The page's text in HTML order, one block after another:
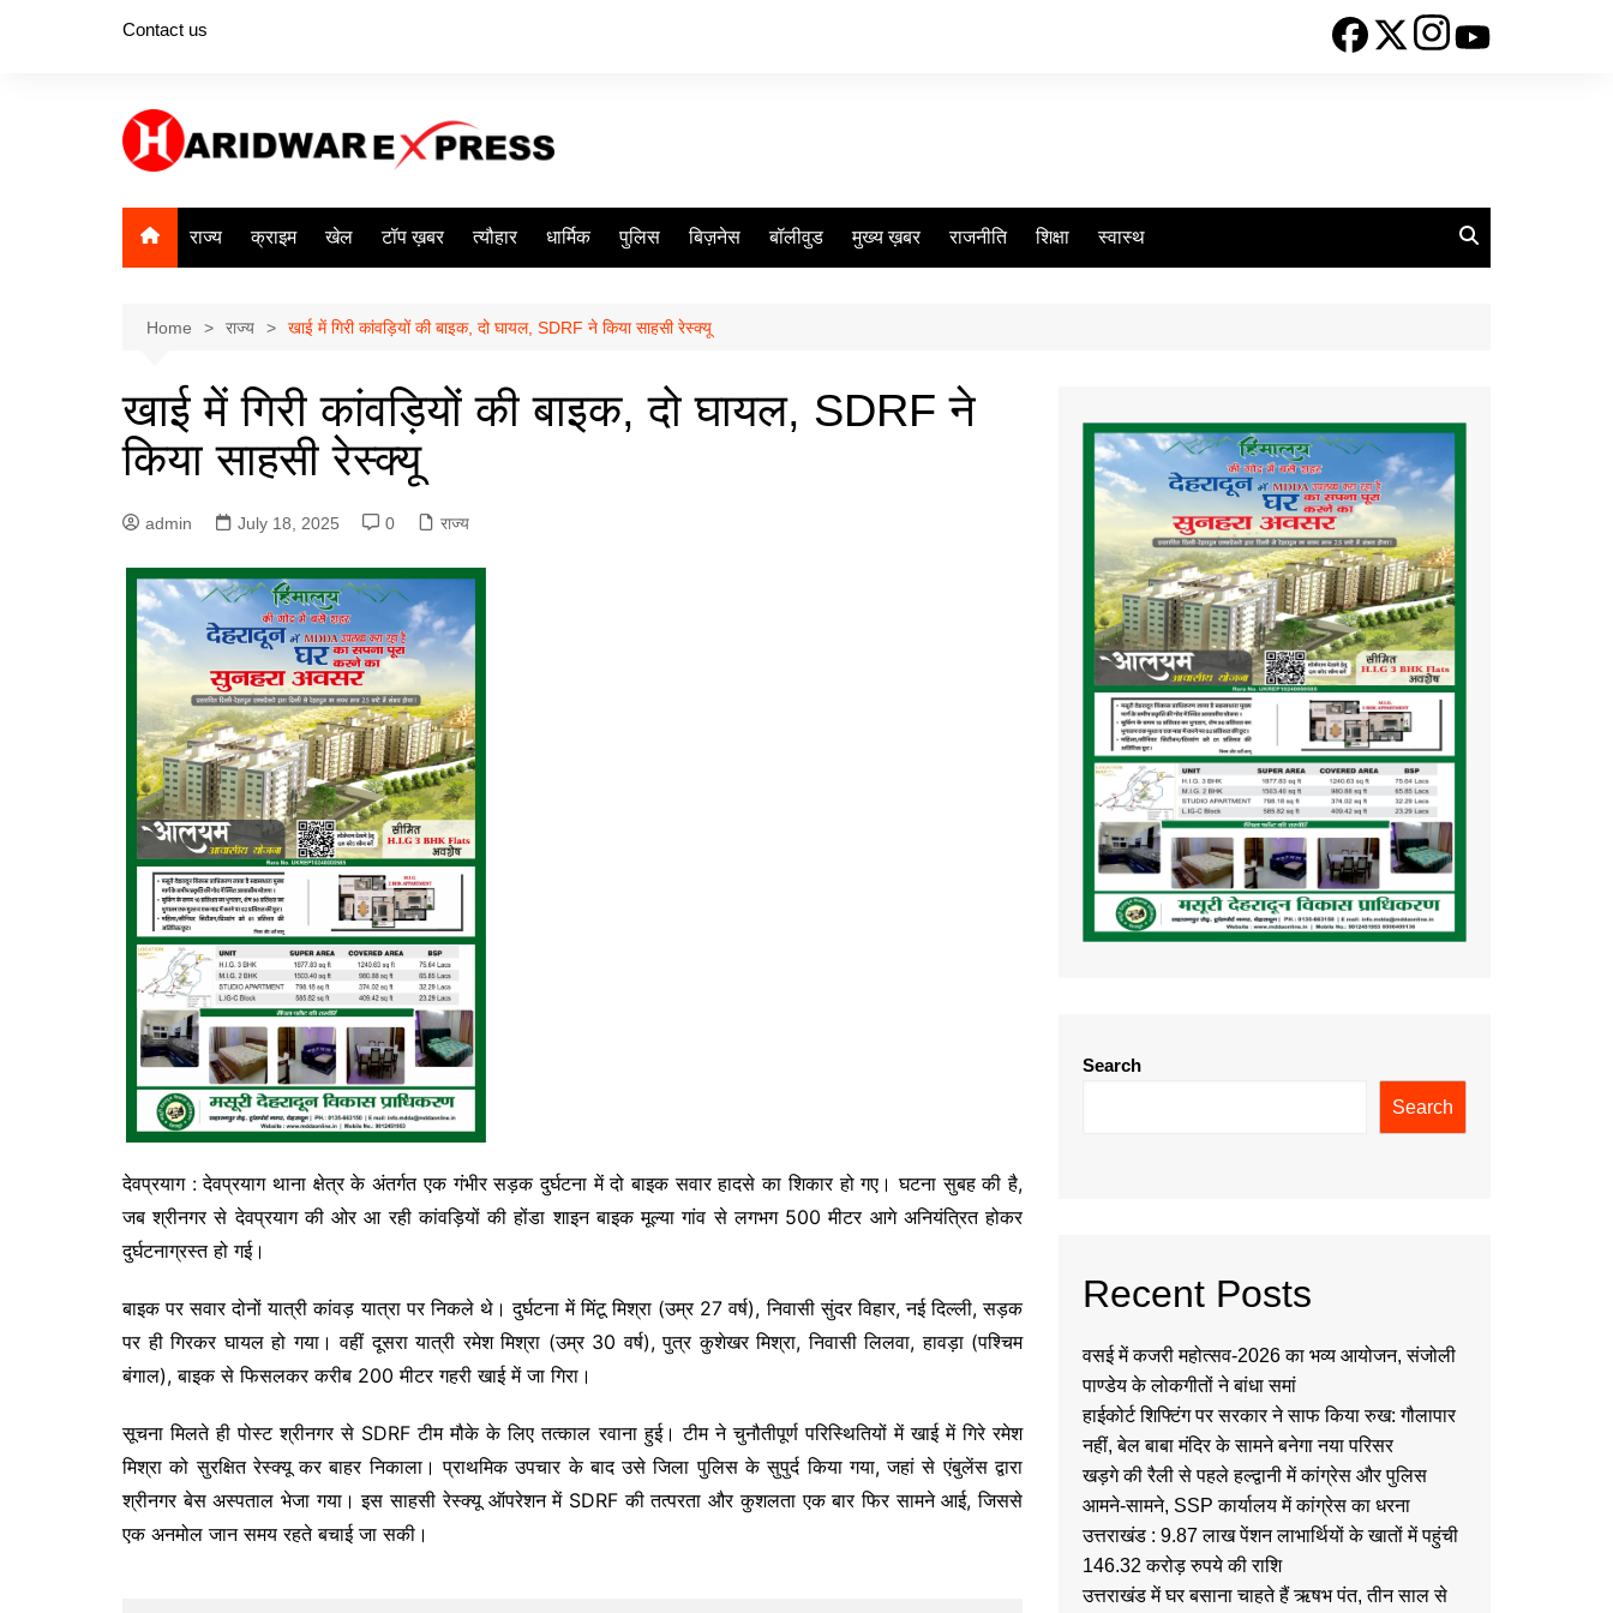
Contact us
राज्य क्राइम खेल टॉप ख़बर त्यौहार धार्मिक पुलिस बिज़नेस बॉलीवुड मुख्य ख़बर राजनीति शिक्षा स्वास्थ
Home राज्य खाई में गिरी कांवड़ियों की बाइक, दो घायल, SDRF ने किया साहसी रेस्क्यू
खाई में गिरी कांवड़ियों की बाइक, दो घायल, SDRF ने
किया साहसी रेस्क्यू
admin July 18, 2025 0 राज्य
देवप्रयाग : देवप्रयाग थाना क्षेत्र के अंतर्गत एक गंभीर सड़क दुर्घटना में दो बाइक सवार हादसे का शिकार हो गए। घटना सुबह की है,
जब श्रीनगर से देवप्रयाग की ओर आ रही कांवड़ियों की होंडा शाइन बाइक मूल्या गांव से लगभग 500 मीटर आगे अनियंत्रित होकर
दुर्घटनाग्रस्त हो गई।
बाइक पर सवार दोनों यात्री कांवड़ यात्रा पर निकले थे। दुर्घटना में मिंटू मिश्रा (उम्र 27 वर्ष), निवासी सुंदर विहार, नई दिल्ली, सड़क
पर ही गिरकर घायल हो गया। वहीं दूसरा यात्री रमेश मिश्रा (उम्र 30 वर्ष), पुत्र कुशेखर मिश्रा, निवासी लिलवा, हावड़ा (पश्चिम
बंगाल), बाइक से फिसलकर करीब 200 मीटर गहरी खाई में जा गिरा।
सूचना मिलते ही पोस्ट श्रीनगर से SDRF टीम मौके के लिए तत्काल रवाना हुई। टीम ने चुनौतीपूर्ण परिस्थितियों में खाई में गिरे रमेश
मिश्रा को सुरक्षित रेस्क्यू कर बाहर निकाला। प्राथमिक उपचार के बाद उसे जिला पुलिस के सुपुर्द किया गया, जहां से एंबुलेंस द्वारा
श्रीनगर बेस अस्पताल भेजा गया। इस साहसी रेस्क्यू ऑपरेशन में SDRF की तत्परता और कुशलता एक बार फिर सामने आई, जिससे
एक अनमोल जान समय रहते बचाई जा सकी।
Search
Search
Recent Posts
वसई में कजरी महोत्सव-2026 का भव्य आयोजन, संजोली
पाण्डेय के लोकगीतों ने बांधा समां
हाईकोर्ट शिफ्टिंग पर सरकार ने साफ किया रुख: गौलापार
नहीं, बेल बाबा मंदिर के सामने बनेगा नया परिसर
खड़गे की रैली से पहले हल्द्वानी में कांग्रेस और पुलिस
आमने-सामने, SSP कार्यालय में कांग्रेस का धरना
उत्तराखंड : 9.87 लाख पेंशन लाभार्थियों के खातों में पहुंची
146.32 करोड़ रुपये की राशि
उत्तराखंड में घर बसाना चाहते हैं ऋषभ पंत, तीन साल से